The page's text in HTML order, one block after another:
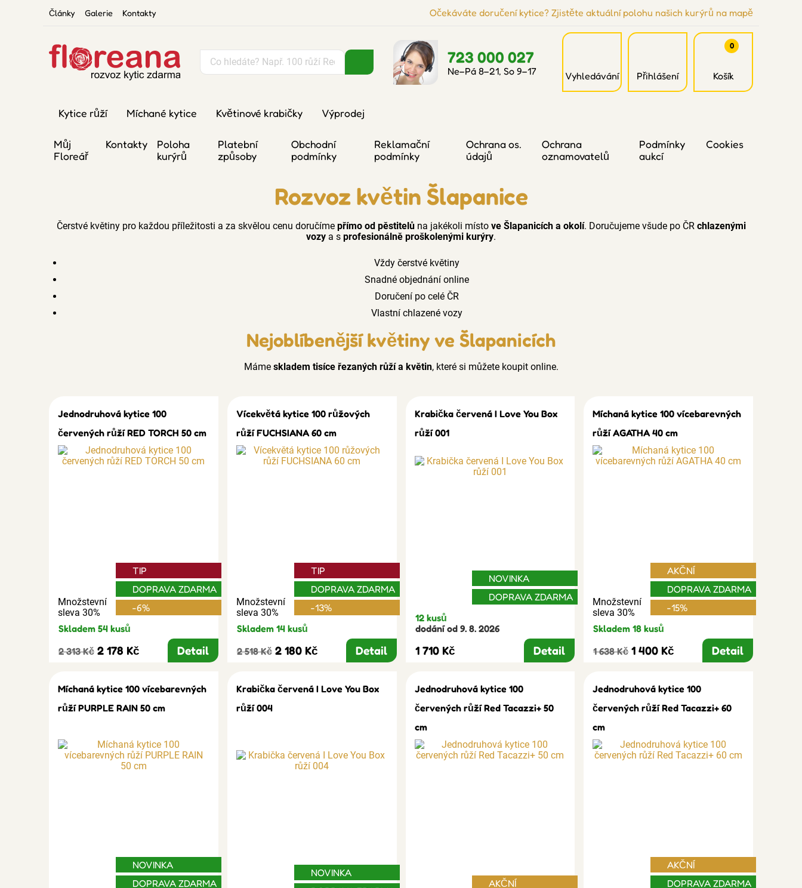
Články Galerie Kontakty Očekáváte doručení kytice? Zjistěte aktuální polohu našich kurýrů na mapě
723 000 027
Ne–Pá 8–21, So 9–17 Vyhledávání Přihlášení
0
Košík
Kytice růží Míchané kytice Květinové krabičky Výprodej
Můj
Floreář
Kontakty
Poloha
kurýrů
Platební
způsoby
Obchodní
podmínky
Reklamační
podmínky
Ochrana os.
údajů
Ochrana
oznamovatelů
Podmínky
aukcí
Cookies
Rozvoz květin Šlapanice
Čerstvé květiny pro každou příležitosti a za skvělou cenu doručíme přímo od pěstitelůna jakékoli místo ve Šlapanicích a okolí. Doručujeme všude po ČR chlazenými
vozy a s profesionálně proškolenými kurýry.
Vždy čerstvé květiny
Snadné objednání online
Doručení po celé ČR
Vlastní chlazené vozy
Nejoblíbenější květiny ve Šlapanicích
Máme skladem tisíce řezaných růží a květin, které si můžete koupit online.
Jednodruhová kytice 100
červených růží RED TORCH 50 cm
Množstevní
sleva 30%
TIP
DOPRAVA ZDARMA
-6%
Skladem 54 kusů
2 313 Kč 2 178 Kč Detail
Vícekvětá kytice 100 růžových
růží FUCHSIANA 60 cm
Množstevní
sleva 30%
TIP
DOPRAVA ZDARMA
-13%
Skladem 14 kusů
2 518 Kč 2 180 Kč Detail
Krabička červená I Love You Box
růží 001
NOVINKA
DOPRAVA ZDARMA
12 kusů
dodání od 9. 8. 2026
1 710 Kč Detail
Míchaná kytice 100 vícebarevných
růží AGATHA 40 cm
Množstevní
sleva 30%
AKČNÍ
DOPRAVA ZDARMA
-15%
Skladem 18 kusů
1 638 Kč 1 400 Kč Detail
Míchaná kytice 100 vícebarevných
růží PURPLE RAIN 50 cm
NOVINKA
DOPRAVA ZDARMA
Krabička červená I Love You Box
růží 004
NOVINKA
Jednodruhová kytice 100
červených růží Red Tacazzi+ 50
cm
AKČNÍ
Jednodruhová kytice 100
červených růží Red Tacazzi+ 60
cm
AKČNÍ
DOPRAVA ZDARMA